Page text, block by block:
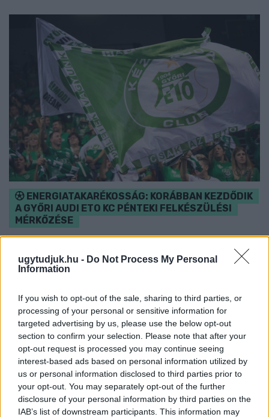
ugytudjuk.hu - Do Not Process My Personal
Information
If you wish to opt-out of the sale, sharing to third parties, or
processing of your personal or sensitive information for
targeted advertising by us, please use the below opt-out
section to confirm your selection. Please note that after your
opt-out request is processed you may continue seeing
interest-based ads based on personal information utilized by
us or personal information disclosed to third parties prior to
your opt-out. You may separately opt-out of the further
disclosure of your personal information by third parties on the
IAB’s list of downstream participants. This information may
ENERGIATAKARÉKOSSÁG: KORÁBBAN KEZDŐDIK
A GYŐRI AUDI ETO KC PÉNTEKI FELKÉSZÜLÉSI
MÉRKŐZÉSE
előrébb hozták a Brest Bretagne Handball elleni találkozó
kezdését.